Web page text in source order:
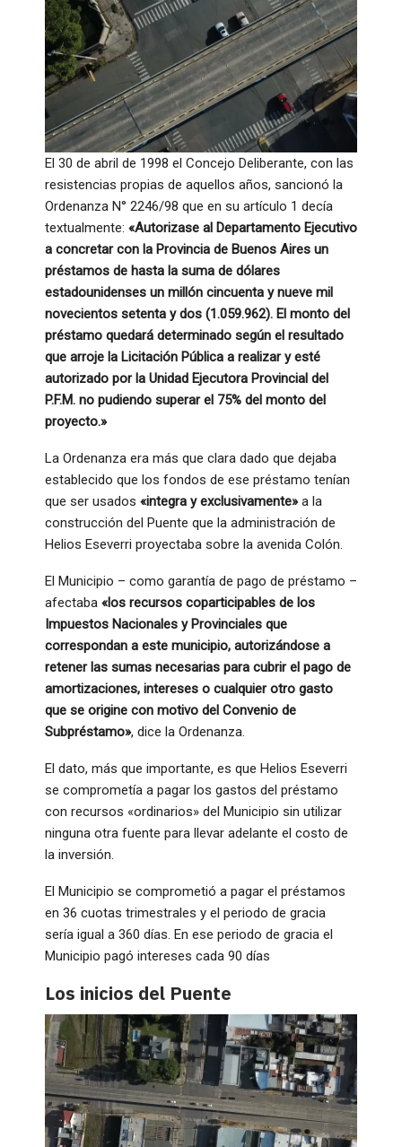
El 30 de abril de 1998 el Concejo Deliberante, con las
resistencias propias de aquellos años, sancionó la
Ordenanza N° 2246/98 que en su artículo 1 decía
textualmente: «Autorizase al Departamento Ejecutivo
a concretar con la Provincia de Buenos Aires un
préstamos de hasta la suma de dólares
estadounidenses un millón cincuenta y nueve mil
novecientos setenta y dos (1.059.962). El monto del
préstamo quedará determinado según el resultado
que arroje la Licitación Pública a realizar y esté
autorizado por la Unidad Ejecutora Provincial del
P.F.M. no pudiendo superar el 75% del monto del
proyecto.»
La Ordenanza era más que clara dado que dejaba
establecido que los fondos de ese préstamo tenían
que ser usados «integra y exclusivamente»a la
construcción del Puente que la administración de
Helios Eseverri proyectaba sobre la avenida Colón.
El Municipio – como garantía de pago de préstamo –
afectaba «los recursos coparticipables de los
Impuestos Nacionales y Provinciales que
correspondan a este municipio, autorizándose a
retener las sumas necesarias para cubrir el pago de
amortizaciones, intereses o cualquier otro gasto
que se origine con motivo del Convenio de
Subpréstamo», dice la Ordenanza.
El dato, más que importante, es que Helios Eseverri
se comprometía a pagar los gastos del préstamo
con recursos «ordinarios» del Municipio sin utilizar
ninguna otra fuente para llevar adelante el costo de
la inversión.
El Municipio se comprometió a pagar el préstamos
en 36 cuotas trimestrales y el periodo de gracia
sería igual a 360 días. En ese periodo de gracia el
Municipio pagó intereses cada 90 días
Los inicios del Puente